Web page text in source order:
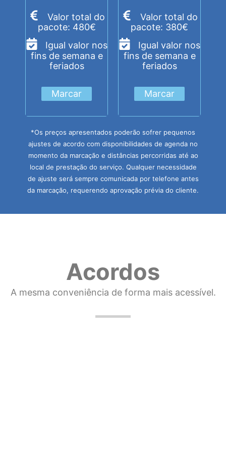
Valor total do
pacote: 480€
Igual valor nos
fins de semana e
feriados
Marcar
Valor total do
pacote: 380€
Igual valor nos
fins de semana e
feriados
Marcar
*Os preços apresentados poderão sofrer pequenos
ajustes de acordo com disponibilidades de agenda no
momento da marcação e distâncias percorridas até ao
local de prestação do serviço. Qualquer necessidade
de ajuste será sempre comunicada por telefone antes
da marcação, requerendo aprovação prévia do cliente.
Acordos
A mesma conveniência de forma mais acessível.